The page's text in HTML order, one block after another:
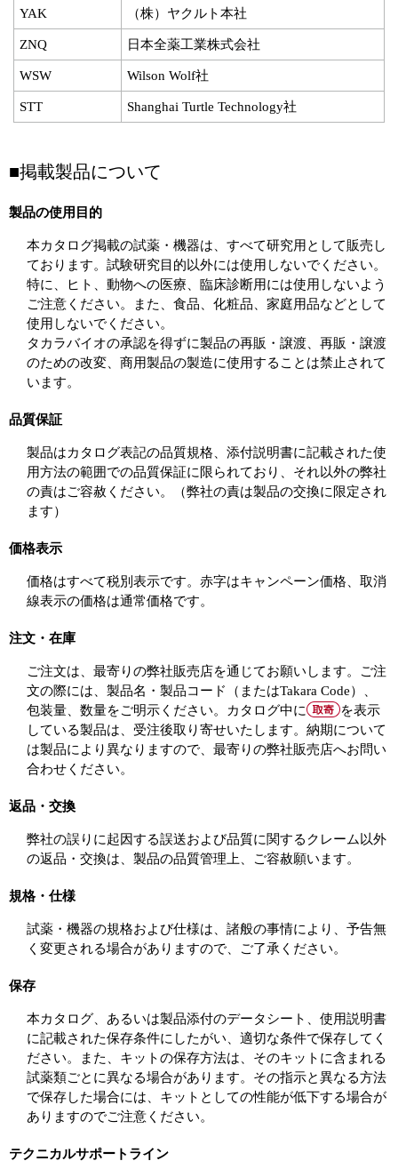
YAK （株）ヤクルト本社
ZNQ 日本全薬工業株式会社
WSW Wilson Wolf社
STT Shanghai Turtle Technology社
■掲載製品について
製品の使用目的
本カタログ掲載の試薬・機器は、すべて研究用として販売し
ております。試験研究目的以外には使用しないでください。
特に、ヒト、動物への医療、臨床診断用には使用しないよう
ご注意ください。また、食品、化粧品、家庭用品などとして
使用しないでください。
タカラバイオの承認を得ずに製品の再販・譲渡、再販・譲渡
のための改変、商用製品の製造に使用することは禁止されて
います。
品質保証
製品はカタログ表記の品質規格、添付説明書に記載された使
用方法の範囲での品質保証に限られており、それ以外の弊社
の責はご容赦ください。（弊社の責は製品の交換に限定され
ます）
価格表示
価格はすべて税別表示です。赤字はキャンペーン価格、取消
線表示の価格は通常価格です。
注文・在庫
ご注文は、最寄りの弊社販売店を通じてお願いします。ご注
文の際には、製品名・製品コード（またはTakara Code）、
包装量、数量をご明示ください。カタログ中に
を表示
している製品は、受注後取り寄せいたします。納期について
は製品により異なりますので、最寄りの弊社販売店へお問い
合わせください。
返品・交換
弊社の誤りに起因する誤送および品質に関するクレーム以外
の返品・交換は、製品の品質管理上、ご容赦願います。
規格・仕様
試薬・機器の規格および仕様は、諸般の事情により、予告無
く変更される場合がありますので、ご了承ください。
保存
本カタログ、あるいは製品添付のデータシート、使用説明書
に記載された保存条件にしたがい、適切な条件で保存してく
ださい。また、キットの保存方法は、そのキットに含まれる
試薬類ごとに異なる場合があります。その指示と異なる方法
で保存した場合には、キットとしての性能が低下する場合が
ありますのでご注意ください。
テクニカルサポートライン